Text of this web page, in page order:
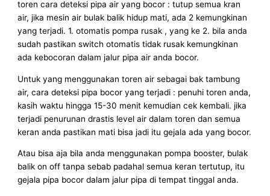
toren cara deteksi pipa air yang bocor : tutup semua kran
air, jika mesin air bulak balik hidup mati, ada 2 kemungkinan
yang terjadi. 1. otomatis pompa rusak , yang ke 2. bila anda
sudah pastikan switch otomatis tidak rusak kemungkinan
ada kebocoran dalam jalur pipa air anda bocor.
Untuk yang menggunakan toren air sebagai bak tambung
air, cara deteksi pipa bocor yang terjadi : penuhi toren anda,
kasih waktu hingga 15-30 menit kemudian cek kembali. jika
terjadi penurunan drastis level air dalam toren dan semua
keran anda pastikan mati bisa jadi itu gejala ada yang bocor.
Atau bisa aja bila anda menggunakan pompa booster, bulak
balik on off tanpa sebab padahal semua keran tertutup, itu
gejala pipa bocor dalam jalur pipa di tempat tinggal anda.